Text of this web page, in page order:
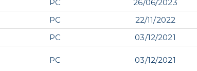
PC 26/06/2023
PC 22/11/2022
PC 03/12/2021
PC 03/12/2021